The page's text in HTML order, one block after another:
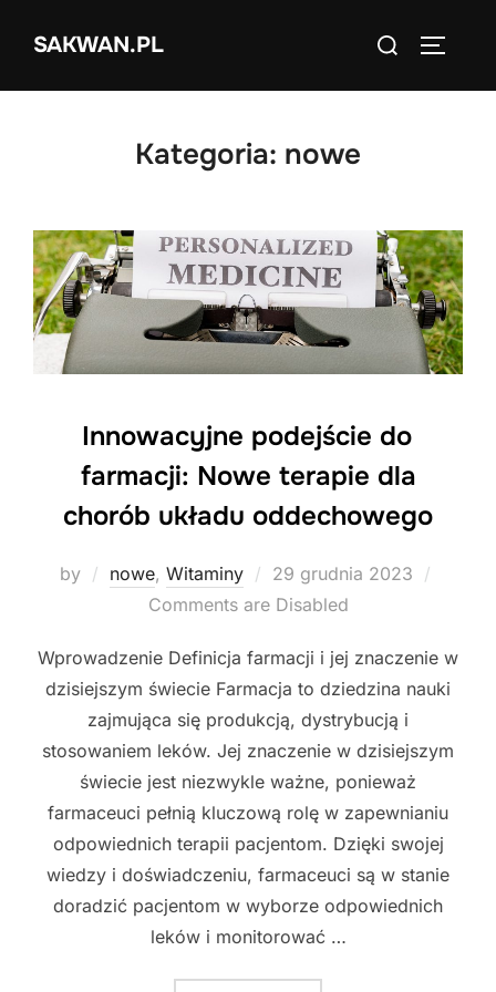
SAKWAN.PL
Search
Kategoria: nowe
Innowacyjne podejście do
farmacji: Nowe terapie dla
chorób układu oddechowego
by nowe, Witaminy
Posted
on
29 grudnia 2023
Comments are Disabled
Wprowadzenie Definicja farmacji i jej znaczenie w
dzisiejszym świecie Farmacja to dziedzina nauki
zajmująca się produkcją, dystrybucją i
stosowaniem leków. Jej znaczenie w dzisiejszym
świecie jest niezwykle ważne, ponieważ
farmaceuci pełnią kluczową rolę w zapewnianiu
odpowiednich terapii pacjentom. Dzięki swojej
wiedzy i doświadczeniu, farmaceuci są w stanie
doradzić pacjentom w wyborze odpowiednich
leków i monitorować …